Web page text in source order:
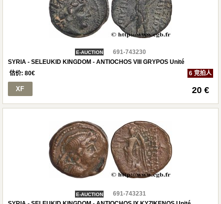
E-AUCTION
691-743230
SYRIA - SELEUKID KINGDOM - ANTIOCHOS VIII GRYPOS Unité
估价: 80€ 6 竞拍人
XF 20 €
E-AUCTION
691-743231